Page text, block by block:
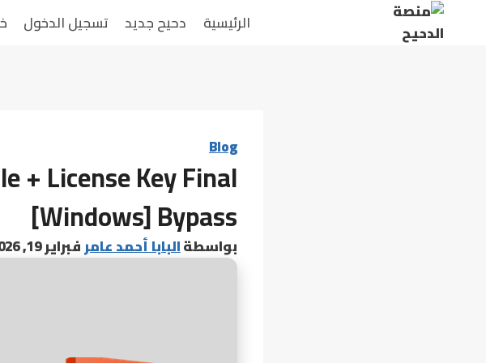
التجاوز
الرئيسية دحيح جديد تسجيل الدخول
Blog
+ License Key Final
[Windows] Bypass
بواسطةالبابا أحمد عامرفبراير 19, 2026